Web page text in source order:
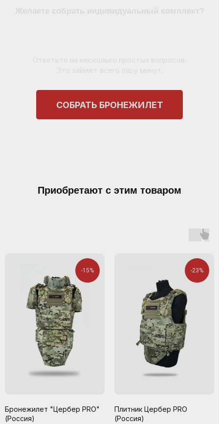
СОБРАТЬ БРОНЕЖИЛЕТ
Приобретают с этим товаром
-15%
Бронежилет "Цербер PRO"
(Россия)
-23%
Плитник Цербер PRO
(Россия)